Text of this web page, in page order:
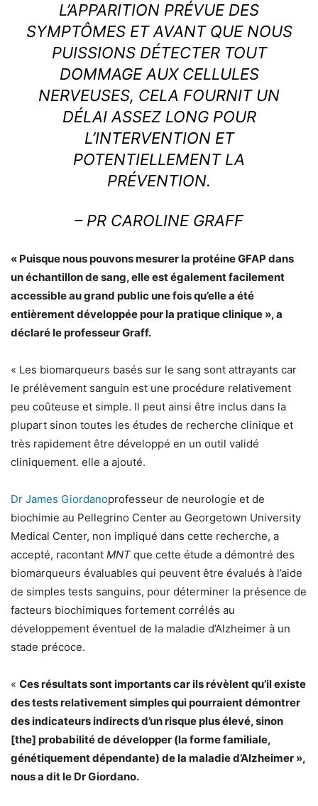
L’APPARITION PRÉVUE DES
SYMPTÔMES ET AVANT QUE NOUS
PUISSIONS DÉTECTER TOUT
DOMMAGE AUX CELLULES
NERVEUSES, CELA FOURNIT UN
DÉLAI ASSEZ LONG POUR
L’INTERVENTION ET
POTENTIELLEMENT LA
PRÉVENTION.
– PR CAROLINE GRAFF
« Puisque nous pouvons mesurer la protéine GFAP dans
un échantillon de sang, elle est également facilement
accessible au grand public une fois qu’elle a été
entièrement développée pour la pratique clinique », a
déclaré le professeur Graff.
« Les biomarqueurs basés sur le sang sont attrayants car
le prélèvement sanguin est une procédure relativement
peu coûteuse et simple. Il peut ainsi être inclus dans la
plupart sinon toutes les études de recherche clinique et
très rapidement être développé en un outil validé
cliniquement. elle a ajouté.
Dr James Giordanoprofesseur de neurologie et de
biochimie au Pellegrino Center au Georgetown University
Medical Center, non impliqué dans cette recherche, a
accepté, racontant MNT que cette étude a démontré des
biomarqueurs évaluables qui peuvent être évalués à l’aide
de simples tests sanguins, pour déterminer la présence de
facteurs biochimiques fortement corrélés au
développement éventuel de la maladie d’Alzheimer à un
stade précoce.
« Ces résultats sont importants car ils révèlent qu’il existe
des tests relativement simples qui pourraient démontrer
des indicateurs indirects d’un risque plus élevé, sinon
[the] probabilité de développer (la forme familiale,
génétiquement dépendante) de la maladie d’Alzheimer »,
nous a dit le Dr Giordano.